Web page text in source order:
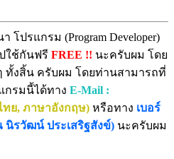
ปรแกรม (Program Developer)
ใช้กันฟรี FREE !! นะครับผม โดย
ทั้งสิ้น ครับผม โดยท่านสามารถที่
กรมนี้ได้ทาง E-Mail :
ทย, ภาษาอังกฤษ) หรือทาง เบอร์
นิรวัฒน์ ประเสริฐสังข์) นะครับผม